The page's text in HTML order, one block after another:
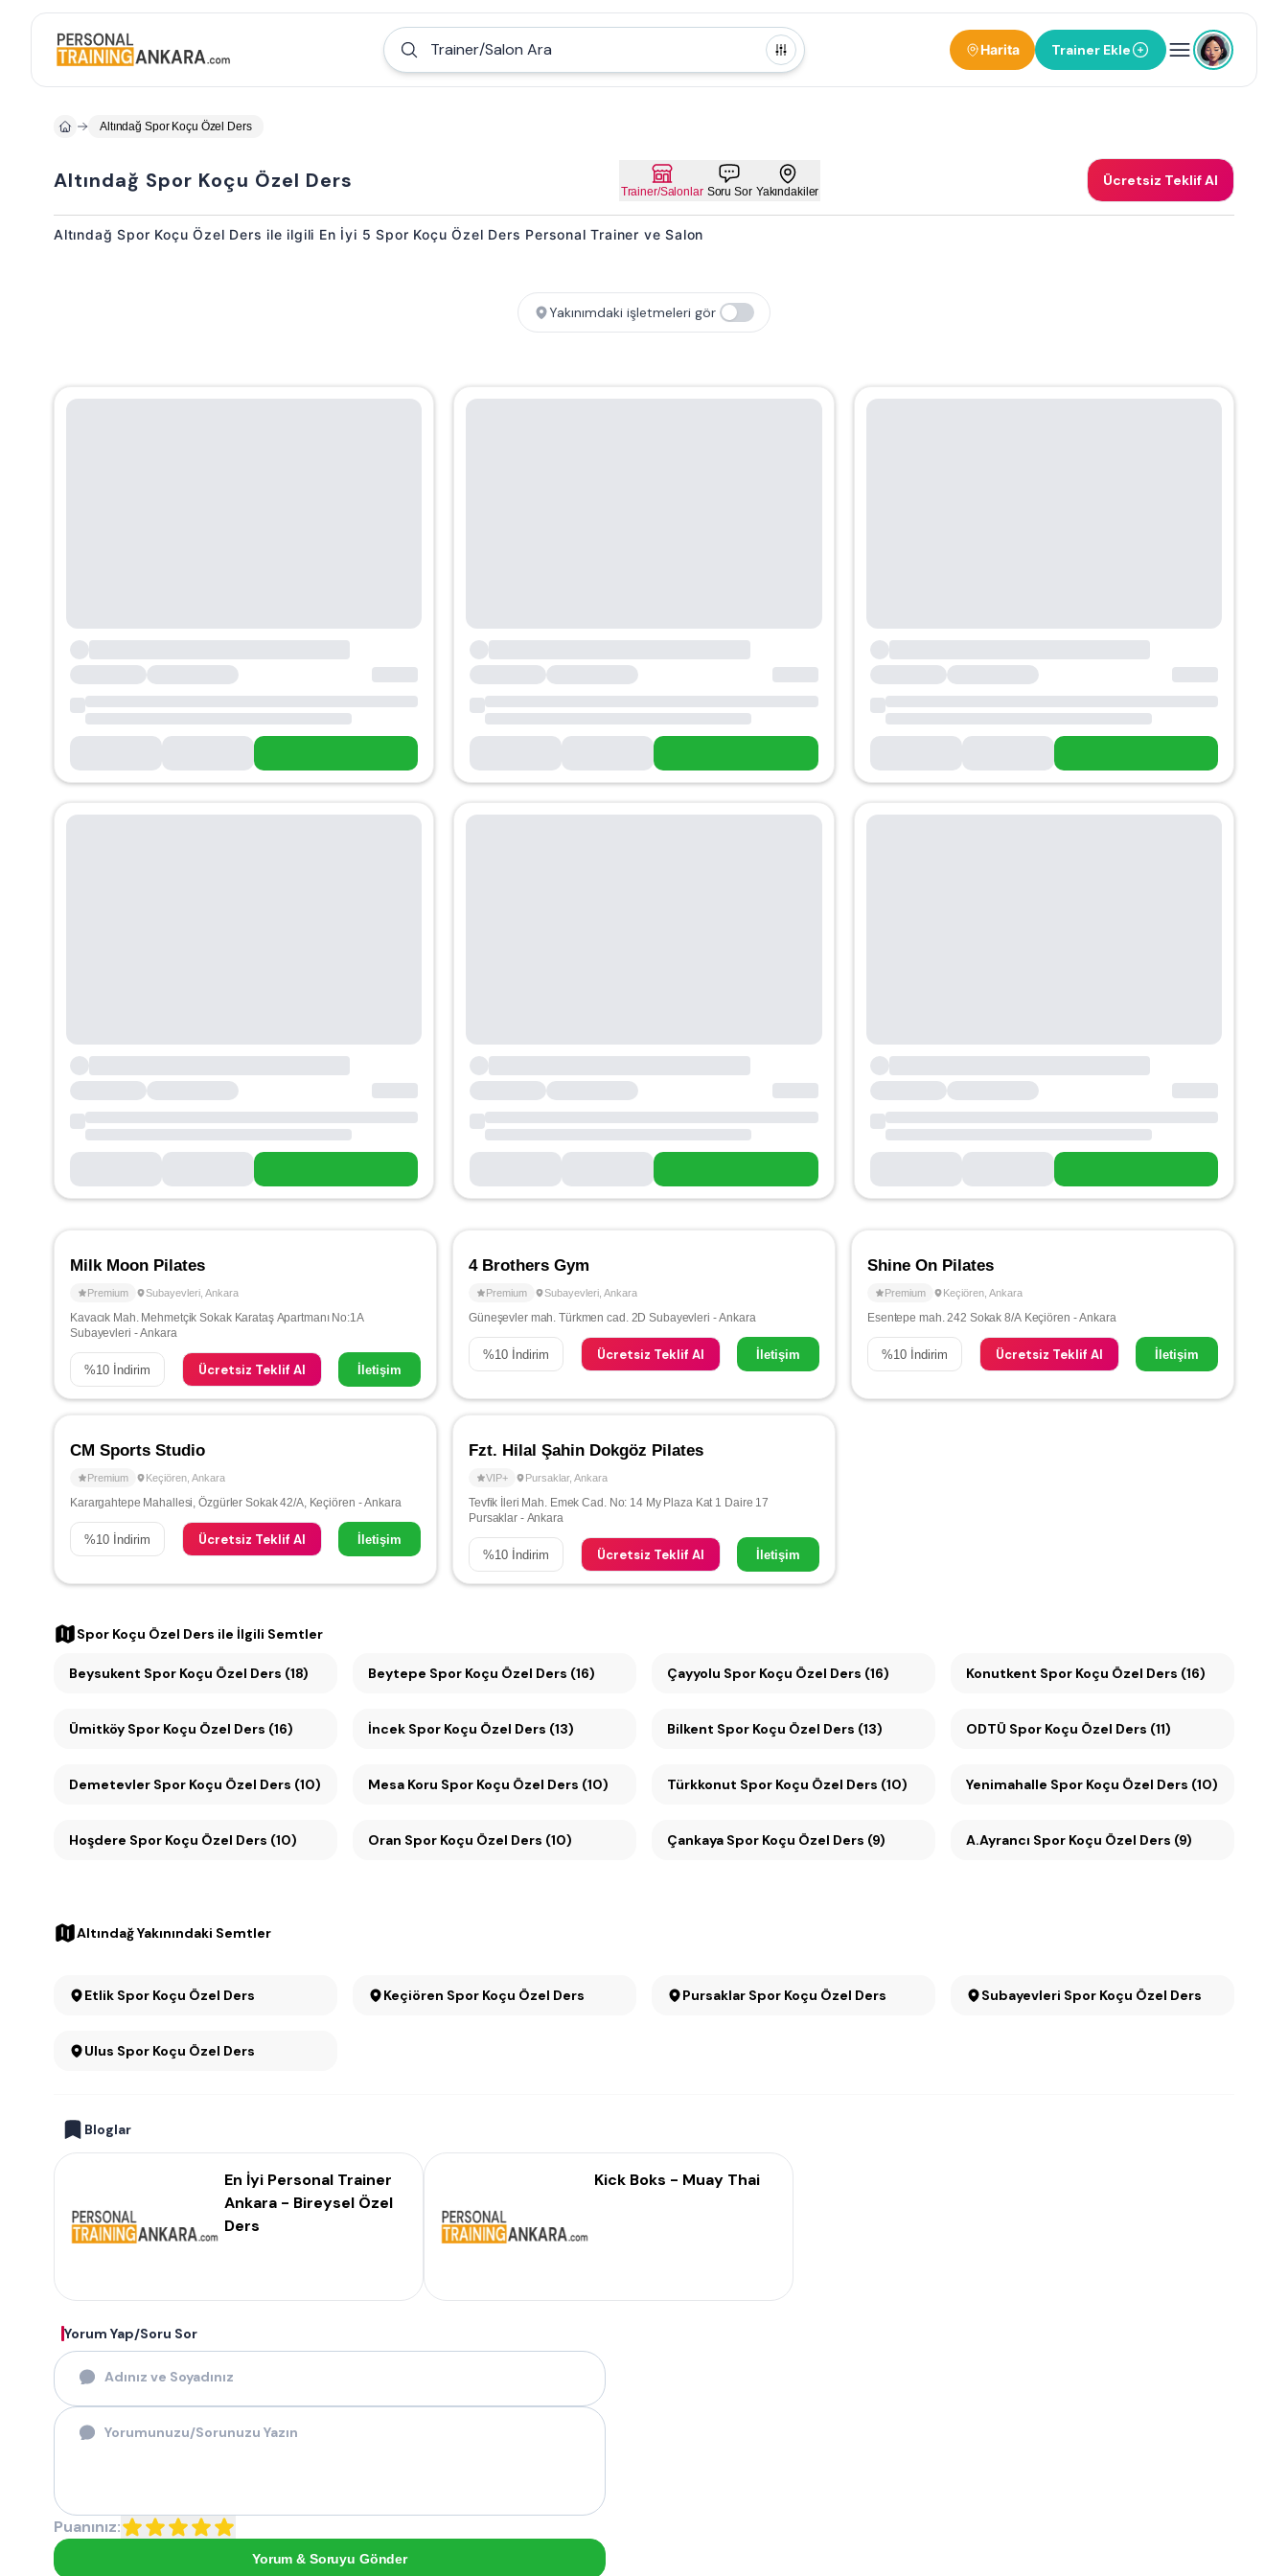
Trainer/Salon Ara Harita Trainer Ekle
Altındağ Spor Koçu Özel Ders
Altındağ Spor Koçu Özel Ders Trainer/Salonlar Soru Sor Yakındakiler
Ücretsiz Teklif Al
Altındağ Spor Koçu Özel Ders ile ilgili En İyi 5 Spor Koçu Özel Ders Personal Trainer ve Salon
Yakınımdaki işletmeleri gör
Milk Moon Pilates
Premium Subayevleri Ankara
Kavacık Mah. Mehmetçik Sokak Karataş Apartmanı No:1A
Subayevleri - Ankara
%10 İndirim Ücretsiz Teklif Al İletişim
4 Brothers Gym
Premium Subayevleri Ankara
Güneşevler mah. Türkmen cad. 2D Subayevleri - Ankara
%10 İndirim Ücretsiz Teklif Al İletişim
Shine On Pilates
Premium Keçiören Ankara
Esentepe mah. 242 Sokak 8/A Keçiören - Ankara
%10 İndirim Ücretsiz Teklif Al İletişim
CM Sports Studio
Premium Keçiören Ankara
Karargahtepe Mahallesi, Özgürler Sokak 42/A, Keçiören - Ankara
%10 İndirim Ücretsiz Teklif Al İletişim
Fzt. Hilal Şahin Dokgöz Pilates
VIP+ Pursaklar, Ankara
Tevfik İleri Mah. Emek Cad. No: 14 My Plaza Kat 1 Daire 17
Pursaklar - Ankara
%10 İndirim Ücretsiz Teklif Al İletişim
Spor Koçu Özel Ders ile İlgili Semtler
Beysukent Spor Koçu Özel Ders (18) Beytepe Spor Koçu Özel Ders (16) Çayyolu Spor Koçu Özel Ders (16) Konutkent Spor Koçu Özel Ders (16)
Ümitköy Spor Koçu Özel Ders (16) İncek Spor Koçu Özel Ders (13) Bilkent Spor Koçu Özel Ders (13) ODTÜ Spor Koçu Özel Ders (11)
Demetevler Spor Koçu Özel Ders (10) Mesa Koru Spor Koçu Özel Ders (10) Türkkonut Spor Koçu Özel Ders (10) Yenimahalle Spor Koçu Özel Ders (10)
Hoşdere Spor Koçu Özel Ders (10) Oran Spor Koçu Özel Ders (10) Çankaya Spor Koçu Özel Ders (9) A.Ayrancı Spor Koçu Özel Ders (9)
Altındağ Yakınındaki Semtler
Etlik Spor Koçu Özel Ders Keçiören Spor Koçu Özel Ders Pursaklar Spor Koçu Özel Ders Subayevleri Spor Koçu Özel Ders
Ulus Spor Koçu Özel Ders
Bloglar
En İyi Personal Trainer
Ankara - Bireysel Özel
Ders
Kick Boks - Muay Thai
Yorum Yap/Soru Sor
Puanınız:
Yorum & Soruyu Gönder